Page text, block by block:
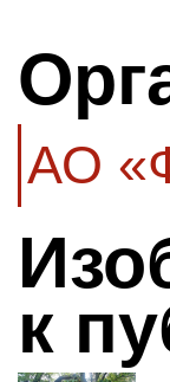
АО
к